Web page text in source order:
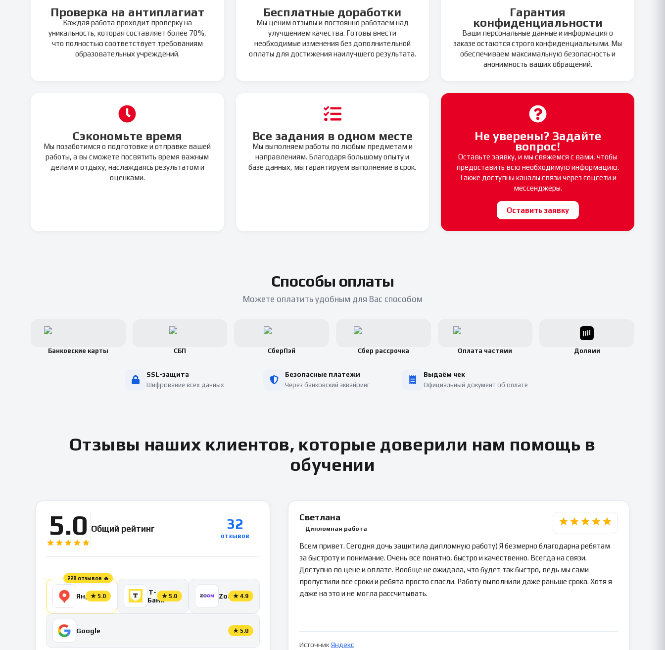
Проверка на антиплагиат
Каждая работа проходит проверку на
уникальность, которая составляет более 70%,
что полностью соответствует требованиям
образовательных учреждений.
Бесплатные доработки
Мы ценим отзывы и постоянно работаем над
улучшением качества. Готовы внести
необходимые изменения без дополнительной
оплаты для достижения наилучшего результата.
Гарантия
конфиденциальности
Ваши персональные данные и информация о
заказе остаются строго конфиденциальными. Мы
обеспечиваем максимальную безопасность и
анонимность ваших обращений.
Сэкономьте время
Мы позаботимся о подготовке и отправке вашей
работы, а вы сможете посвятить время важным
делам и отдыху, наслаждаясь результатом и
оценками.
Все задания в одном месте
Мы выполняем работы по любым предметам и
направлениям. Благодаря большому опыту и
базе данных, мы гарантируем выполнение в срок.
Не уверены? Задайте
вопрос!
Оставьте заявку, и мы свяжемся с вами, чтобы
предоставить всю необходимую информацию.
Также доступны каналы связи через соцсети и
мессенджеры.
Оставить заявку
Способы оплаты
Можете оплатить удобным для Вас способом
Банковские карты СБП СберПэй Сбер рассрочка Оплата частями Долями
SSL-защита
Шифрование всех данных
Безопасные платежи
Через банковский эквайринг
Выдаём чек
Официальный документ об оплате
Отзывы наших клиентов, которые доверили нам помощь в
обучении
5.0 Общий рейтинг 32
отзывов
228 отзывов 🔥
Яндекс
★ 5.0
Т-
Банк★ 5.0 Zoon★4.9
Google ★ 5.0
Светлана
Дипломная работа
Всем привет. Сегодня дочь защитила дипломную работу) Я безмерно благодарна ребятам
за быстроту и понимание. Очень все понятно, быстро и качественно. Всегда на связи.
Доступно по цене и оплате. Вообще не ожидала, что будет так быстро, ведь мы сами
пропустили все сроки и ребята просто спасли. Работу выполнили даже раньше срока. Хотя я
даже на это и не могла рассчитывать.
Источник Яндекс